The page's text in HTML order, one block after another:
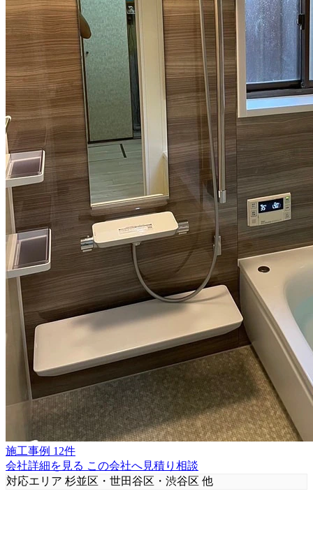
施工事例 12件
会社詳細を見る この会社へ見積り相談
対応エリア 杉並区・世田谷区・渋谷区 他